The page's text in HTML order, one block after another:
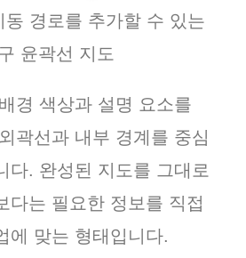
동 경로를 추가할 수 있는
윤곽선 지도
경 색상과 설명 요소를
곽선과 내부 경계를 중심
다. 완성된 지도를 그대로
다는 필요한 정보를 직접
에 맞는 형태입니다.